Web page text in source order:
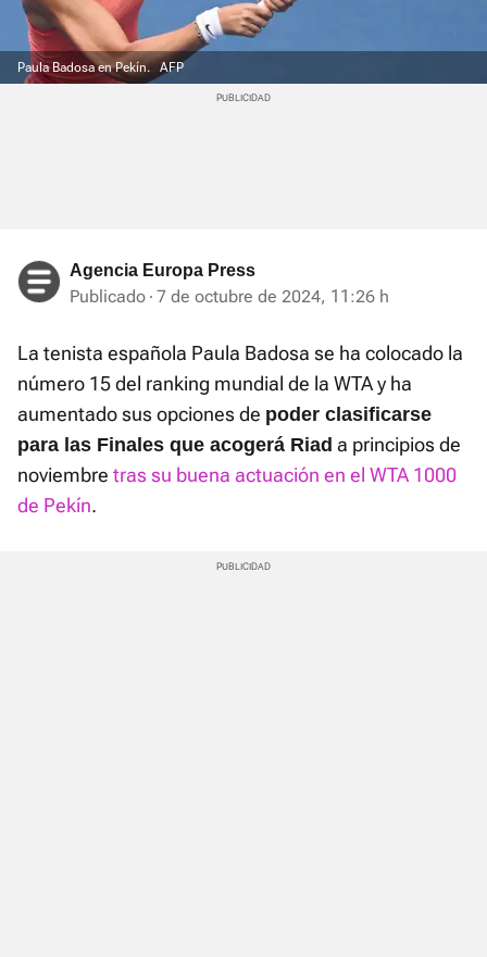
Paula Badosa en Pekín. AFP
Agencia Europa Press
Publicado 7 de octubre de 2024, 11:26 h
La tenista española Paula Badosa se ha colocado la
número 15 del ranking mundial de la WTA y ha
aumentado sus opciones de poder clasificarse
para las Finales que acogerá Riad a principios de
noviembre tras su buena actuación en el WTA 1000
de Pekín.